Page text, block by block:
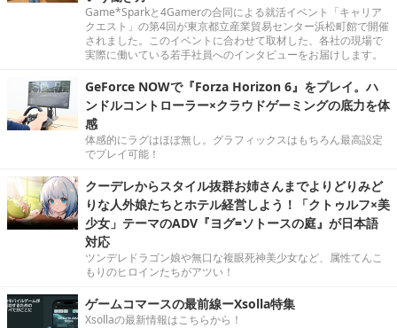
Game*Sparkと4Gamerの合同による就活イベント「キャリア
クエスト」の第4回が東京都立産業貿易センター浜松町館で開催
されました。このイベントに合わせて取材した、各社の現場で
実際に働いている若手社員へのインタビューをお届けします。
GeForce NOWで『Forza Horizon 6』をプレイ。ハ
ンドルコントローラー×クラウドゲーミングの底力を体
感
体感的にラグはほぼ無し。グラフィックスはもちろん最高設定
でプレイ可能！
クーデレからスタイル抜群お姉さんまでよりどりみど
りな人外娘たちとホテル経営しよう！「クトゥルフ×美
少女」テーマのADV『ヨグ=ソトースの庭』が日本語
対応
ツンデレドラゴン娘や無口な複眼死神美少女など、属性てんこ
もりのヒロインたちがアツい！
ゲームコマースの最前線ーXsolla特集
Xsollaの最新情報はこちらから！